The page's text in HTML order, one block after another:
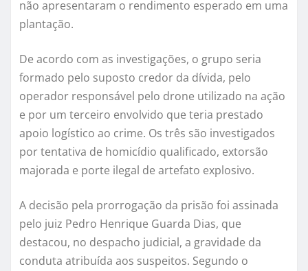
não apresentaram o rendimento esperado em uma
plantação.
De acordo com as investigações, o grupo seria
formado pelo suposto credor da dívida, pelo
operador responsável pelo drone utilizado na ação
e por um terceiro envolvido que teria prestado
apoio logístico ao crime. Os três são investigados
por tentativa de homicídio qualificado, extorsão
majorada e porte ilegal de artefato explosivo.
A decisão pela prorrogação da prisão foi assinada
pelo juiz Pedro Henrique Guarda Dias, que
destacou, no despacho judicial, a gravidade da
conduta atribuída aos suspeitos. Segundo o